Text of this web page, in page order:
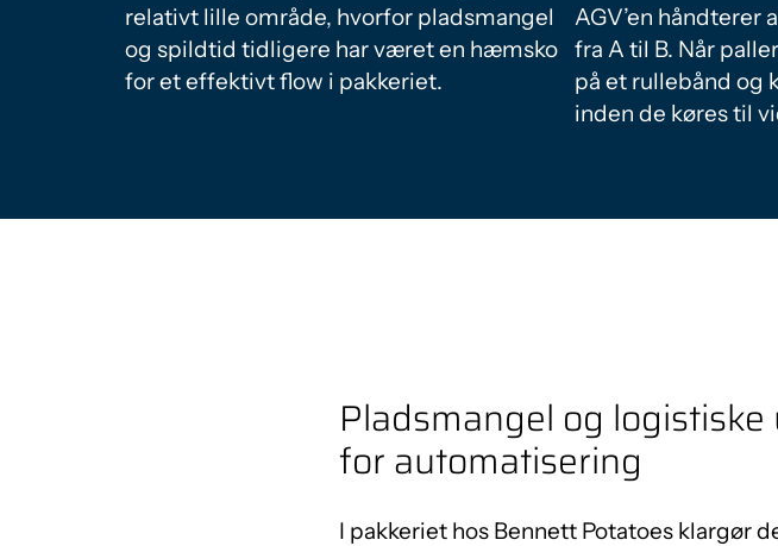
relativt lille område, hvorfor pladsmangel
og spildtid tidligere har været en hæmsko
for et effektivt flow i pakkeriet.
AGV’en håndterer
fra A til B. Når
på et rullebånd og
inden de køres til
Pladsmangel og
for automatisering
I pakkeriet hos Bennett Potatoes klargør